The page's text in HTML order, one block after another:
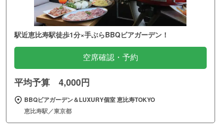
駅近恵比寿駅徒歩1分×手ぶらBBQビアガーデン！
空席確認・予約
平均予算 4,000円
BBQビアガーデン＆LUXURY個室 恵比寿TOKYO
恵比寿駅／東京都